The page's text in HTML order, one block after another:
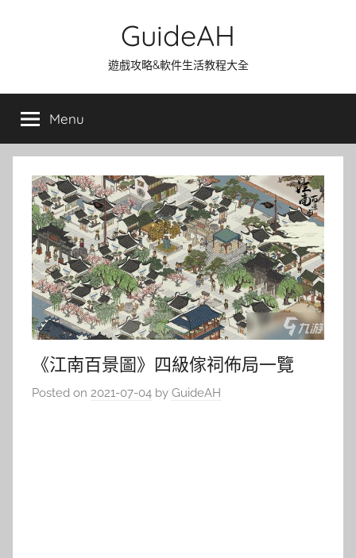
GuideAH
遊戲攻略&軟件生活教程大全
Menu
《江南百景圖》四級傢祠佈局一覽
Posted on 2021-07-04 by GuideAH